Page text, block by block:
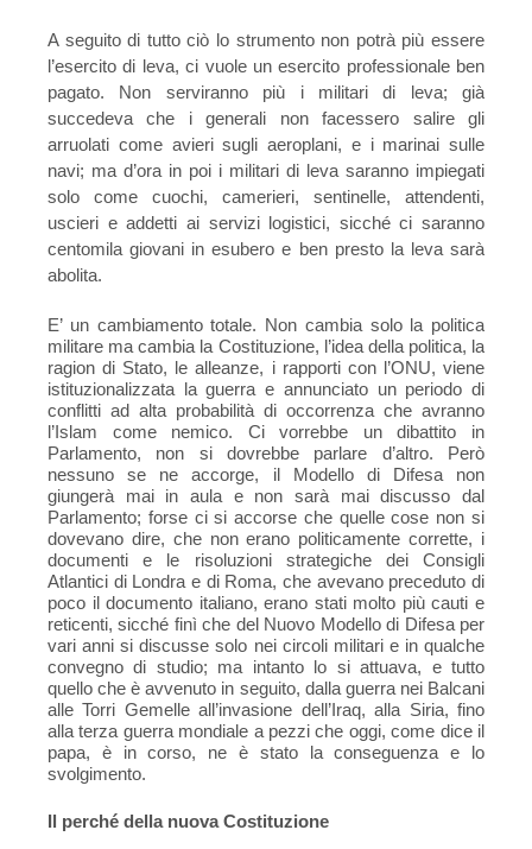
A seguito di tutto ciò lo strumento non potrà più essere
l’esercito di leva, ci vuole un esercito professionale ben
pagato. Non serviranno più i militari di leva; già
succedeva che i generali non facessero salire gli
arruolati come avieri sugli aeroplani, e i marinai sulle
navi; ma d’ora in poi i militari di leva saranno impiegati
solo come cuochi, camerieri, sentinelle, attendenti,
uscieri e addetti ai servizi logistici, sicché ci saranno
centomila giovani in esubero e ben presto la leva sarà
abolita.
E’ un cambiamento totale. Non cambia solo la politica
militare ma cambia la Costituzione, l’idea della politica, la
ragion di Stato, le alleanze, i rapporti con l’ONU, viene
istituzionalizzata la guerra e annunciato un periodo di
conflitti ad alta probabilità di occorrenza che avranno
l’Islam come nemico. Ci vorrebbe un dibattito in
Parlamento, non si dovrebbe parlare d’altro. Però
nessuno se ne accorge, il Modello di Difesa non
giungerà mai in aula e non sarà mai discusso dal
Parlamento; forse ci si accorse che quelle cose non si
dovevano dire, che non erano politicamente corrette, i
documenti e le risoluzioni strategiche dei Consigli
Atlantici di Londra e di Roma, che avevano preceduto di
poco il documento italiano, erano stati molto più cauti e
reticenti, sicché finì che del Nuovo Modello di Difesa per
vari anni si discusse solo nei circoli militari e in qualche
convegno di studio; ma intanto lo si attuava, e tutto
quello che è avvenuto in seguito, dalla guerra nei Balcani
alle Torri Gemelle all’invasione dell’Iraq, alla Siria, fino
alla terza guerra mondiale a pezzi che oggi, come dice il
papa, è in corso, ne è stato la conseguenza e lo
svolgimento.
Il perché della nuova Costituzione